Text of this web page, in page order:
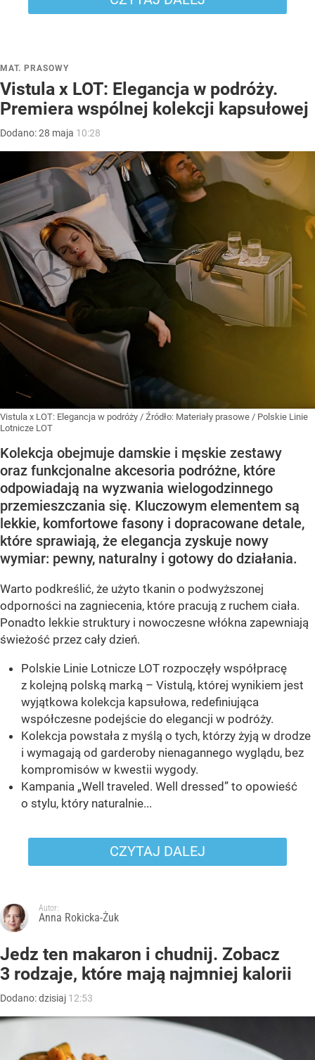
MAT. PRASOWY
Vistula x LOT: Elegancja w podróży.
Premiera wspólnej kolekcji kapsułowej
Dodano:28 maja 10:28
Vistula x LOT: Elegancja w podróży / Źródło: Materiały prasowe / Polskie Linie
Lotnicze LOT
Kolekcja obejmuje damskie i męskie zestawy
oraz funkcjonalne akcesoria podróżne, które
odpowiadają na wyzwania wielogodzinnego
przemieszczania się. Kluczowym elementem są
lekkie, komfortowe fasony i dopracowane detale,
które sprawiają, że elegancja zyskuje nowy
wymiar: pewny, naturalny i gotowy do działania.
Warto podkreślić, że użyto tkanin o podwyższonej
odporności na zagniecenia, które pracują z ruchem ciała.
Ponadto lekkie struktury i nowoczesne włókna zapewniają
świeżość przez cały dzień.
Polskie Linie Lotnicze LOT rozpoczęły współpracę
z kolejną polską marką – Vistulą, której wynikiem jest
wyjątkowa kolekcja kapsułowa, redefiniująca
współczesne podejście do elegancji w podróży.
Kolekcja powstała z myślą o tych, którzy żyją w drodze
i wymagają od garderoby nienagannego wyglądu, bez
kompromisów w kwestii wygody.
Kampania „Well traveled. Well dressed” to opowieść
o stylu, który naturalnie...
CZYTAJ DALEJ
Autor:
Anna Rokicka-Żuk
Jedz ten makaron i chudnij. Zobacz
3 rodzaje, które mają najmniej kalorii
Dodano:dzisiaj 12:53